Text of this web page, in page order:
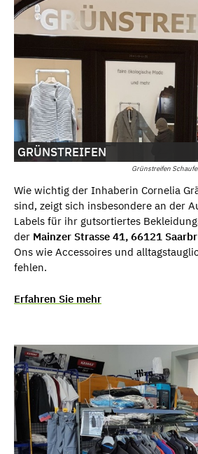
Grünstreifen
GRÜNSTREIFEN
Wie wichtig der Inhaberin Cornelia
sind, zeigt sich insbesondere an der
Labels für ihr gutsortiertes
der Mainzer Strasse 41, 66121
Ons wie Accessoires und
fehlen.
Erfahren Sie mehr